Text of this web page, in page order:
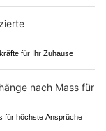
für Ihr Zuhause
für höchste Ansprüche